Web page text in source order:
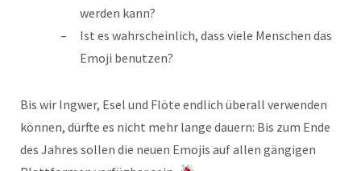
werden kann?
Ist es wahrscheinlich, dass viele Menschen das
Emoji benutzen?
Bis wir Ingwer, Esel und Flöte endlich überall verwenden
können, dürfte es nicht mehr lange dauern: Bis zum Ende
des Jahres sollen die neuen Emojis auf allen gängigen